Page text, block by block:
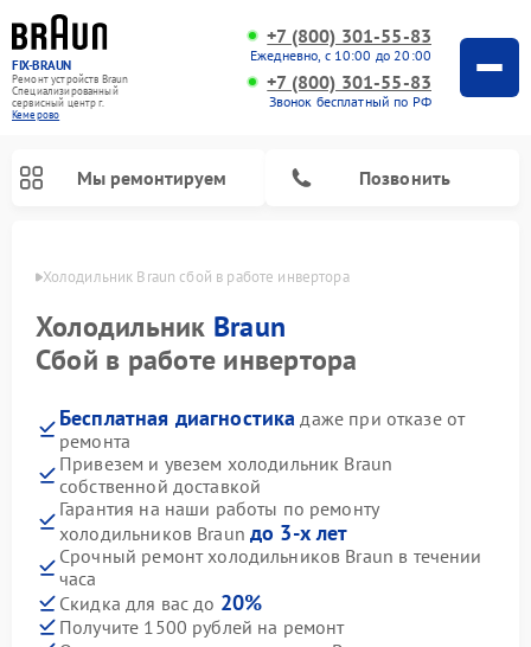
FIX-BRAUN
Ремонт устройств Braun
Специализированный
cервисный центр г.
Кемерово
+7 (800) 301-55-83
Ежедневно, с 10:00 до 20:00
+7 (800) 301-55-83
Звонок бесплатный по РФ
Мы ремонтируем Позвонить
Холодильник Braun сбой в работе инвертора
Холодильник Braun
Сбой в работе инвертора
Бесплатная диагностика даже при отказе от
ремонта
Привезем и увезем холодильник Braun
собственной доставкой
Гарантия на наши работы по ремонту
холодильников Braunдо 3-х лет
Срочный ремонт холодильников Braun в течении
часа
Скидка для вас до 20%
Получите 1500 рублей на ремонт